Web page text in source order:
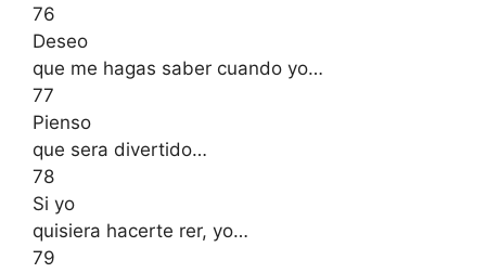
76
Deseo
que me hagas saber cuando yo…
77
Pienso
que sera divertido…
78
Si yo
quisiera hacerte rer, yo…
79